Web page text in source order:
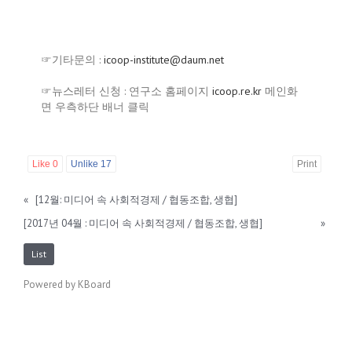
☞기타문의 : icoop-institute@daum.net
☞뉴스레터 신청 : 연구소 홈페이지 icoop.re.kr 메인화
면 우측하단 배너 클릭
Like 0 Unlike 17 Print
« [12월: 미디어 속 사회적경제 / 협동조합, 생협]
[2017년 04월 : 미디어 속 사회적경제 / 협동조합, 생협]
»
List
Powered by KBoard